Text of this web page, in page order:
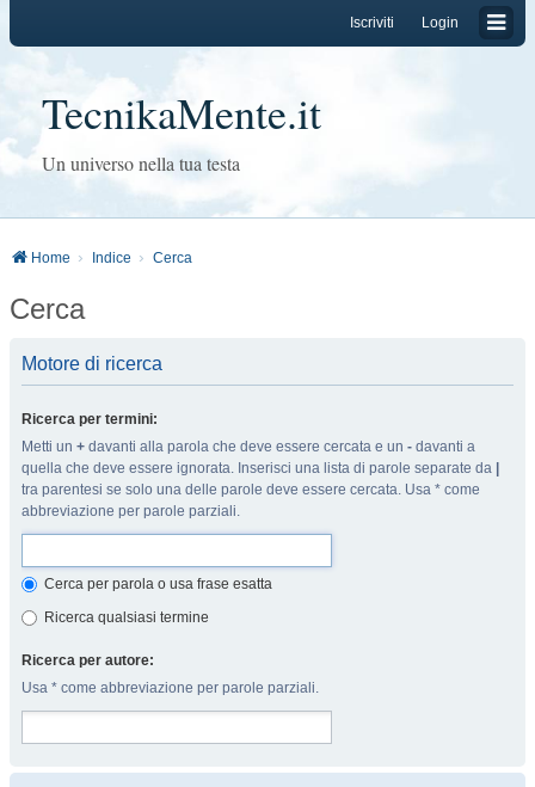
Login
Iscriviti
TecnikaMente.it
Un universo nella tua testa
Home Indice Cerca
Cerca
Motore di ricerca
Ricerca per termini:
Metti un + davanti alla parola che deve essere cercata e un - davanti a
quella che deve essere ignorata. Inserisci una lista di parole separate da
tra parentesi se solo una delle parole deve essere cercata. Usa * come
abbreviazione per parole parziali.
Cerca per parola o usa frase esatta
Ricerca qualsiasi termine
Ricerca per autore:
Usa * come abbreviazione per parole parziali.